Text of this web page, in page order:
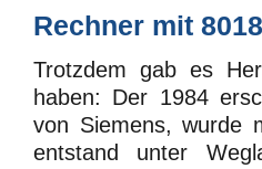
Rechner mit
Trotzdem gab es
haben: Der 1984
von Siemens, wurde
entstand unter